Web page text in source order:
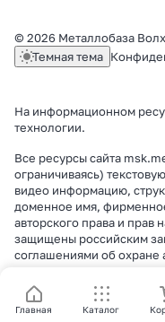
Главная Каталог
© 2026 Металлобаза
Темная тема
На информационном
технологии.
Все ресурсы сайта
ограничиваясь)
видео информацию,
доменное имя,
авторского права и прав
защищены российским
соглашениями об охране